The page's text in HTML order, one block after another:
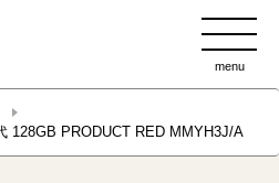
menu
128GB PRODUCT RED MMYH3J/A